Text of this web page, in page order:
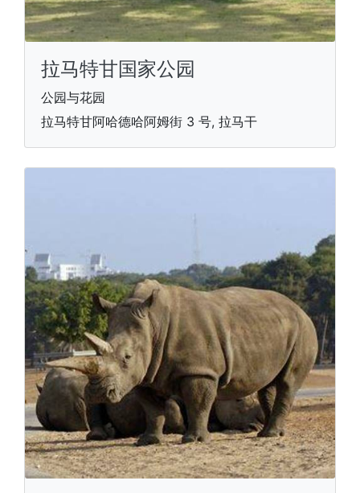
拉马特甘国家公园
公园与花园
拉马特甘阿哈德哈阿姆街 3 号, 拉马干